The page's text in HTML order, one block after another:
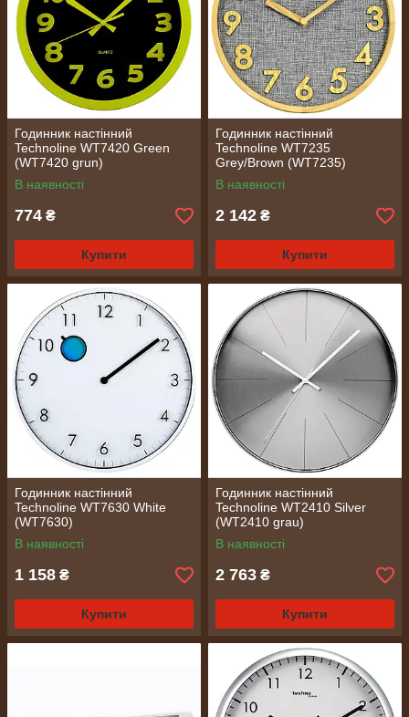
Годинник настінний
Technoline WT7420 Green
(WT7420 grun)
В наявності
774 ₴
Купити
Годинник настінний
Technoline WT7235
Grey/Brown (WT7235)
В наявності
2 142 ₴
Купити
Годинник настінний
Technoline WT7630 White
(WT7630)
В наявності
1 158 ₴
Купити
Годинник настінний
Technoline WT2410 Silver
(WT2410 grau)
В наявності
2 763 ₴
Купити